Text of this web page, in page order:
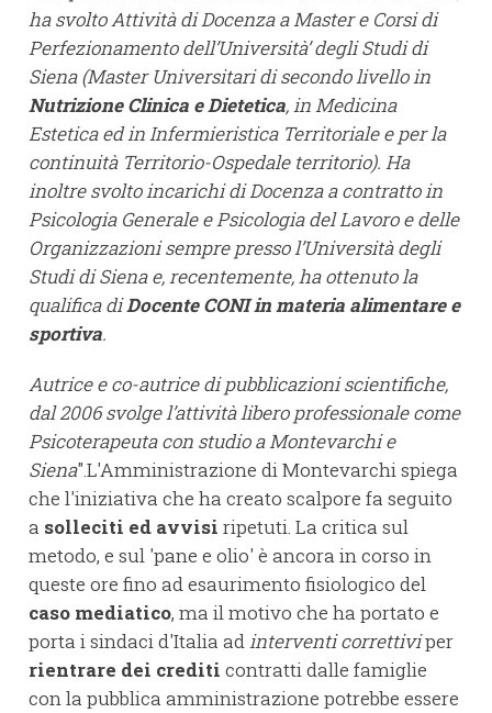
ha svolto Attività di Docenza a Master e Corsi di
Perfezionamento dell’Università’ degli Studi di
Siena (Master Universitari di secondo livello in
Nutrizione Clinica e Dietetica, in Medicina
Estetica ed in Infermieristica Territoriale e per la
continuità Territorio-Ospedale territorio). Ha
inoltre svolto incarichi di Docenza a contratto in
Psicologia Generale e Psicologia del Lavoro e delle
Organizzazioni sempre presso l’Università degli
Studi di Siena e, recentemente, ha ottenuto la
qualifica diDocente CONI in materia alimentare e
sportiva.
Autrice e co-autrice di pubblicazioni scientifiche,
dal 2006 svolge l’attività libero professionale come
Psicoterapeuta con studio a Montevarchi e
Siena".L'Amministrazione di Montevarchi spiega
che l'iniziativa che ha creato scalpore fa seguito
a solleciti ed avvisi ripetuti. La critica sul
metodo, e sul 'pane e olio' è ancora in corso in
queste ore fino ad esaurimento fisiologico del
caso mediatico, ma il motivo che ha portato e
porta i sindaci d'Italia adinterventi correttiviper
rientrare dei crediti contratti dalle famiglie
con la pubblica amministrazione potrebbe essere